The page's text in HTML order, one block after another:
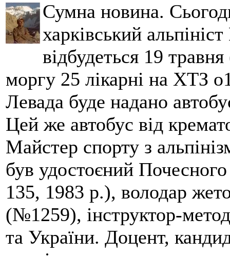
Сумна новина.
харківський
відбудеться 19
моргу 25 лікарні на ХТЗ
Левада буде надано
Цей же автобус від
Майстер спорту з
був удостоєний
135, 1983 р.), володар
(№1259), інструктор-
та України. Доцент,